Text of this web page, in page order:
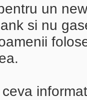
un
si nu